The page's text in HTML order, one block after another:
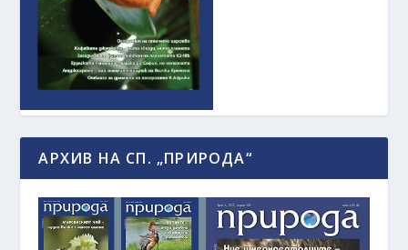
АРХИВ НА СП. „ПРИРОДА“